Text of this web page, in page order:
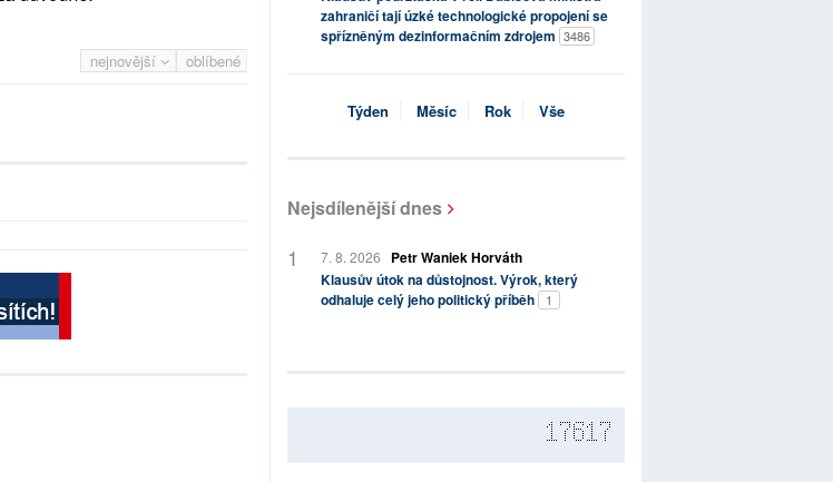
nejnovější oblíbené
zahraničí tají úzké technologické propojení se
spřízněným dezinformačním zdrojem 3486
Týden Měsíc Rok Vše
Nejsdílenější dnes
7. 8. 2026
Petr Waniek Horváth
Klausův útok na důstojnost. Výrok, který
odhaluje celý jeho politický příběh
1
17617